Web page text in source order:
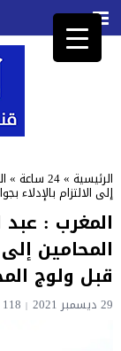
الرئيسية »24 ساعة »
إلى الالتزام بالإدلاء
المغرب :
المحامين إلى
قبل ولوج
29 ديسمبر 2021 118 مشاهدة